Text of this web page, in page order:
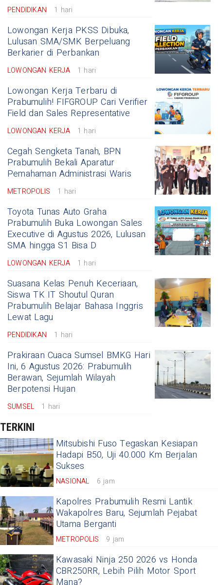
PENDIDIKAN 1 hari
Lowongan Kerja PKSS Dibuka,
Lulusan SMA/SMK Berpeluang
Berkarier di Perbankan
LOWONGAN KERJA 1 hari
Lowongan Kerja Terbaru di
Prabumulih! FIFGROUP Cari Verifier
Field dan Sales Representative
LOWONGAN KERJA 1 hari
Cegah Sengketa Tanah, BPN
Prabumulih Bekali Aparatur
Pemahaman Administrasi Waris
METROPOLIS 1 hari
Toyota Tunas Auto Graha
Prabumulih Buka Lowongan Sales
Executive di Agustus 2026, Lulusan
SMA hingga S1 Bisa D
LOWONGAN KERJA 1 hari
Suasana Kelas Penuh Keceriaan,
Siswa TK IT Shoutul Quran
Prabumulih Belajar Bahasa Inggris
Lewat Lagu
PENDIDIKAN 1 hari
Prakiraan Cuaca Sumsel BMKG Hari
Ini, 6 Agustus 2026: Prabumulih
Berawan, Sejumlah Wilayah
Berpotensi Hujan
SUMSEL 1 hari
TERKINI
Mitsubishi Fuso Tegaskan Kesiapan
Hadapi B50, Uji 40.000 Km Berjalan
Sukses
NASIONAL 6 jam
Kapolres Prabumulih Resmi Lantik
Wakapolres Baru, Sejumlah Pejabat
Utama Berganti
METROPOLIS 9 jam
Kawasaki Ninja 250 2026 vs Honda
CBR250RR, Lebih Pilih Motor Sport